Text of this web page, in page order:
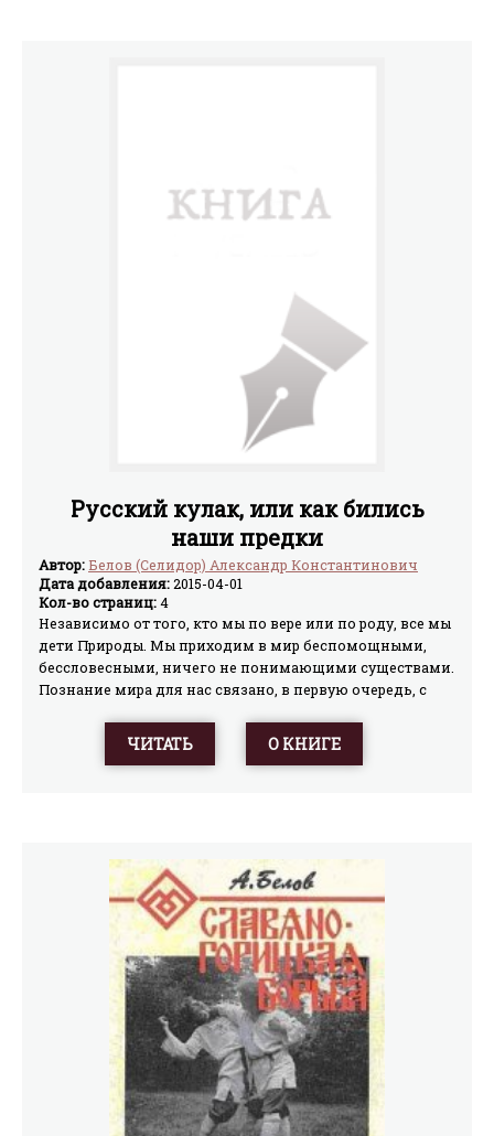
Русский кулак, или как бились
наши предки
Автор:Белов (Селидор) Александр Константинович
Дата добавления:2015-04-01
Кол-во страниц:4
Независимо от того, кто мы по вере или по роду, все мы
дети Природы. Мы приходим в мир беспомощными,
бессловесными, ничего не понимающими существами.
Познание мира для нас связано, в первую очередь, с
существует сам по себе. Его постижение ограничено
набором примитивных откровений типа «будет осень –
Вселенную, человек никогда, НИКОГДА не изменит
сути Мирового закона, никогда не дотянется до
вершины, ибо Мир бесконечен. Невозможно поймать
то, чего нет. Никогда еще, даже в самые богоугодные
времена, человечество не отказывалось от войн,
насилия (в том числе и религиозного), как не
отказывалось от попытки побольше прибрать к своим
рукам. Для церкви – это паства. Для государства –
земли и народы. Для промышленников – рынки сырья
и сбыта.Механизм человеческого бытия отрегулирован
по самому человеку. Точно также, как и человеческая
мораль, являющаяся не более, чем смазкой этого
механизма. Оттого при всей лелейности христианского
ЧИТАТЬ О КНИГЕ